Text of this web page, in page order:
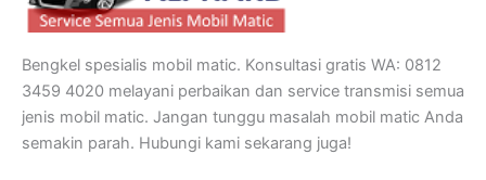
Bengkel spesialis mobil matic. Konsultasi gratis WA: 0812
3459 4020 melayani perbaikan dan service transmisi semua
jenis mobil matic. Jangan tunggu masalah mobil matic Anda
semakin parah. Hubungi kami sekarang juga!